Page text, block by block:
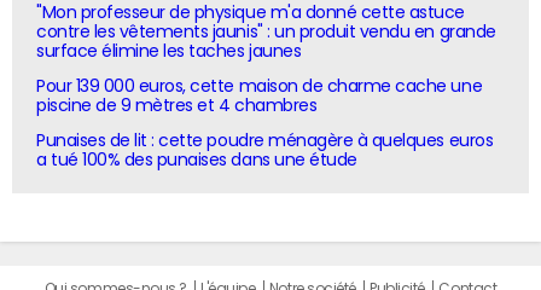
"Mon professeur de physique m'a donné cette astuce
contre les vêtements jaunis" : un produit vendu en grande
surface élimine les taches jaunes
Pour 139 000 euros, cette maison de charme cache une
piscine de 9 mètres et 4 chambres
Punaises de lit : cette poudre ménagère à quelques euros
a tué 100% des punaises dans une étude